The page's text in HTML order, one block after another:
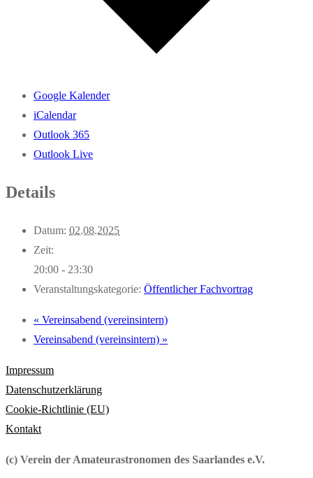
Google Kalender
iCalendar
Outlook 365
Outlook Live
Details
Datum: 02.08.2025
Zeit:
20:00 - 23:30
Veranstaltungskategorie: Öffentlicher Fachvortrag
« Vereinsabend (vereinsintern)
Vereinsabend (vereinsintern) »
Impressum
Datenschutzerklärung
Cookie-Richtlinie (EU)
Kontakt
(c) Verein der Amateurastronomen des Saarlandes e.V.